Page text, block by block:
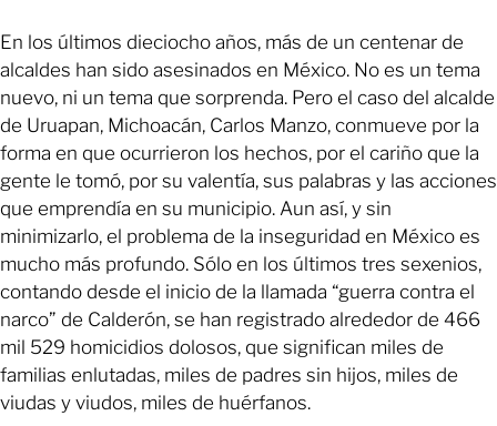
En los últimos dieciocho años, más de un centenar de
alcaldes han sido asesinados en México. No es un tema
nuevo, ni un tema que sorprenda. Pero el caso del alcalde
de Uruapan, Michoacán, Carlos Manzo, conmueve por la
forma en que ocurrieron los hechos, por el cariño que la
gente le tomó, por su valentía, sus palabras y las acciones
que emprendía en su municipio. Aun así, y sin
minimizarlo, el problema de la inseguridad en México es
mucho más profundo. Sólo en los últimos tres sexenios,
contando desde el inicio de la llamada “guerra contra el
narco” de Calderón, se han registrado alrededor de 466
mil 529 homicidios dolosos, que significan miles de
familias enlutadas, miles de padres sin hijos, miles de
viudas y viudos, miles de huérfanos.